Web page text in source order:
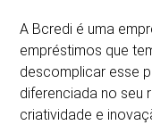
A Bcredi é uma
empréstimos que
descomplicar esse
diferenciada no seu
criatividade e